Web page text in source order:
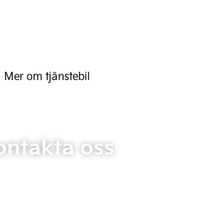
Mer om tjänstebil
oss